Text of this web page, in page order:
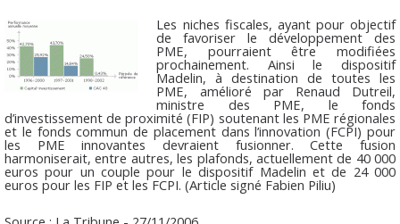
Les niches fiscales, ayant pour objectif
de favoriser le développement des
PME, pourraient être modifiées
prochainement. Ainsi le dispositif
Madelin, à destination de toutes les
PME, amélioré par Renaud Dutreil,
ministre des PME, le fonds
d’investissement de proximité (FIP) soutenant les PME régionales
et le fonds commun de placement dans l’innovation (FCPI) pour
les PME innovantes devraient fusionner. Cette fusion
harmoniserait, entre autres, les plafonds, actuellement de 40 000
euros pour un couple pour le dispositif Madelin et de 24 000
euros pour les FIP et les FCPI. (Article signé Fabien Piliu)